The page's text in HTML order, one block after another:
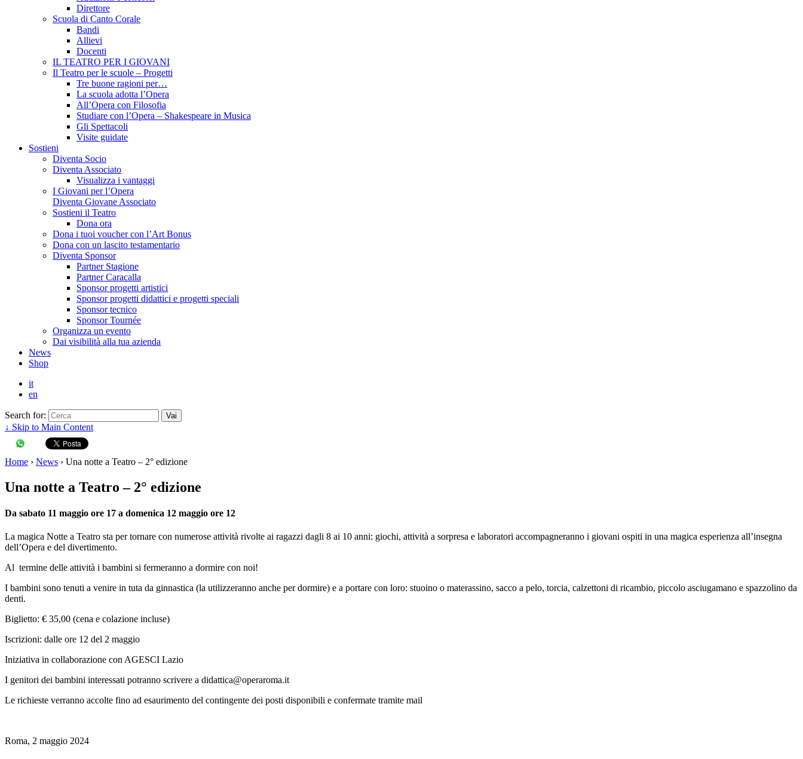
Direttore
Scuola di Canto Corale
Bandi
Allievi
Docenti
IL TEATRO PER I GIOVANI
Il Teatro per le scuole – Progetti
Tre buone ragioni per…
La scuola adotta l’Opera
All’Opera con Filosofia
Studiare con l’Opera – Shakespeare in Musica
Gli Spettacoli
Visite guidate
Sostieni
Diventa Socio
Diventa Associato
Visualizza i vantaggi
I Giovani per l’Opera
Diventa Giovane Associato
Sostieni il Teatro
Dona ora
Dona i tuoi voucher con l’Art Bonus
Dona con un lascito testamentario
Diventa Sponsor
Partner Stagione
Partner Caracalla
Sponsor progetti artistici
Sponsor progetti didattici e progetti speciali
Sponsor tecnico
Sponsor Tournée
Organizza un evento
Dai visibilità alla tua azienda
News
Shop
it
en
Search for:
↓ Skip to Main Content
Home › News › Una notte a Teatro – 2° edizione
Una notte a Teatro – 2° edizione
Da sabato 11 maggio ore 17 a domenica 12 maggio ore 12
La magica Notte a Teatro sta per tornare con numerose attività rivolte ai ragazzi dagli 8 ai 10 anni: giochi, attività a sorpresa e laboratori accompagneranno i giovani ospiti in una magica esperienza all’insegna
dell’Opera e del divertimento.
Al termine delle attività i bambini si fermeranno a dormire con noi!
I bambini sono tenuti a venire in tuta da ginnastica (la utilizzeranno anche per dormire) e a portare con loro: stuoino o materassino, sacco a pelo, torcia, calzettoni di ricambio, piccolo asciugamano e spazzolino da
denti.
Biglietto: € 35,00 (cena e colazione incluse)
Iscrizioni: dalle ore 12 del 2 maggio
Iniziativa in collaborazione con AGESCI Lazio
I genitori dei bambini interessati potranno scrivere a didattica@operaroma.it
Le richieste verranno accolte fino ad esaurimento del contingente dei posti disponibili e confermate tramite mail
Roma, 2 maggio 2024